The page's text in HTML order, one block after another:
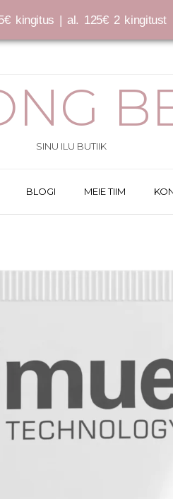
SINU ILU BUTIIK
BLOGI MEIE TIIM
kingitus | al. 125€ 2 kingitust